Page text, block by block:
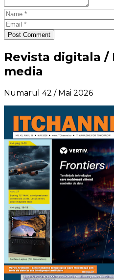
Post Comment
Revista digitala
media
Numarul 42 / Mai 2026